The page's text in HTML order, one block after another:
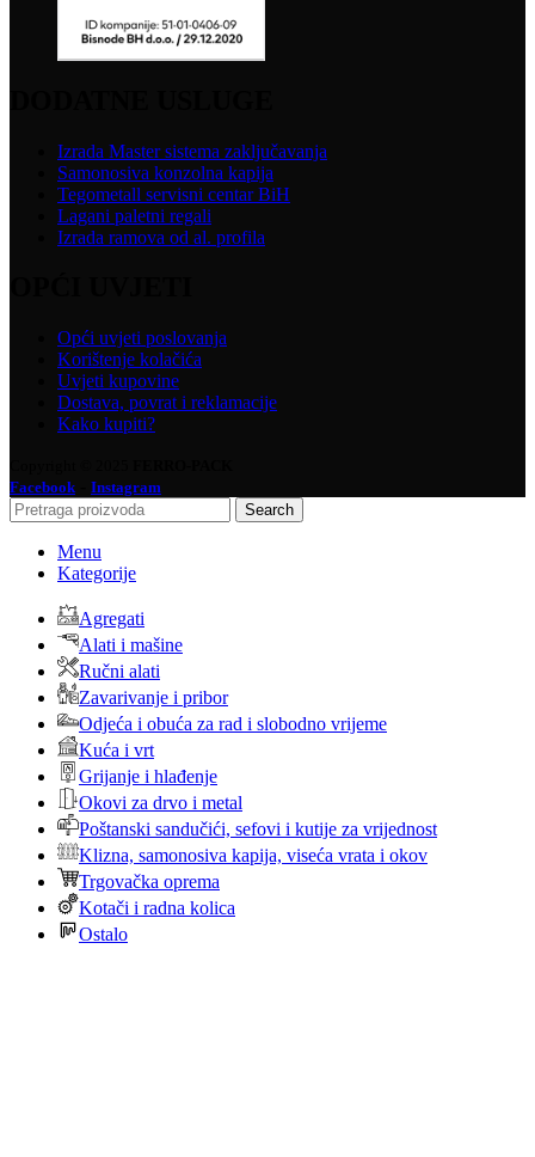
Izrada Master sistema zaključavanja
Samonosiva konzolna kapija
Tegometall servisni centar BiH
Lagani paletni regali
Izrada ramova od al. profila
Opći uvjeti poslovanja
Korištenje kolačića
Uvjeti kupovine
Dostava, povrat i reklamacije
Kako kupiti?
Facebook
Instagram
Search
Menu
Kategorije
Agregati
Alati i mašine
Ručni alati
Zavarivanje i pribor
Odjeća i obuća za rad i slobodno vrijeme
Kuća i vrt
Grijanje i hlađenje
Okovi za drvo i metal
Poštanski sandučići, sefovi i kutije za vrijednost
Klizna, samonosiva kapija, viseća vrata i okov
Trgovačka oprema
Kotači i radna kolica
Ostalo